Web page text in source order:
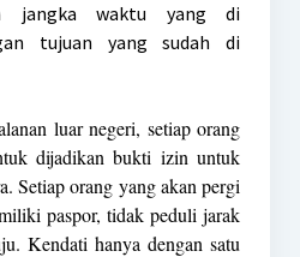
jangka waktu yang di
tujuan yang sudah di
luar negeri, setiap orang
dijadikan bukti izin untuk
Setiap orang yang akan pergi
paspor, tidak peduli jarak
Kendati hanya dengan satu